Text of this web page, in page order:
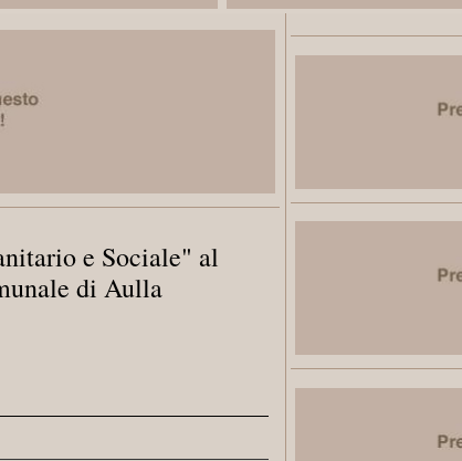
e Sociale" al
di Aulla